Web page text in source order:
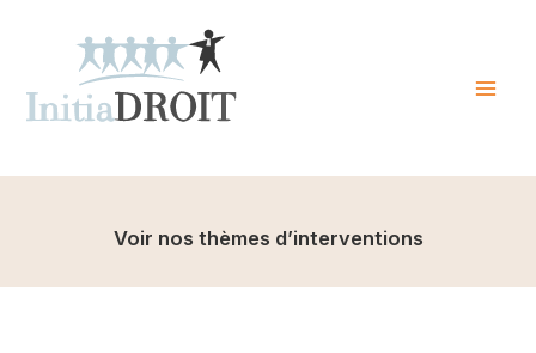
Voir nos thèmes d’interventions